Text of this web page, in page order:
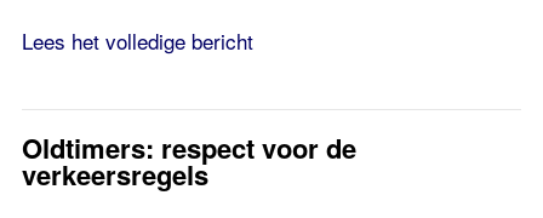
Lees het volledige bericht
Oldtimers: respect voor de
verkeersregels